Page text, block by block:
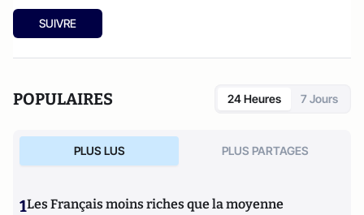
SUIVRE
POPULAIRES 24 Heures 7 Jours
PLUS LUS PLUS PARTAGES
1Les Français moins riches que la moyenne